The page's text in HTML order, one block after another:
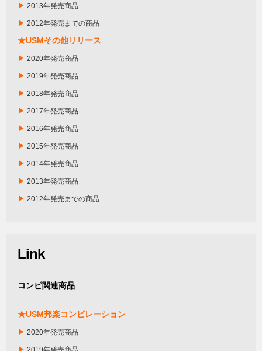
▶ 2013年発売商品
▶ 2012年発売までの商品
★USMその他リリース
▶ 2020年発売商品
▶ 2019年発売商品
▶ 2018年発売商品
▶ 2017年発売商品
▶ 2016年発売商品
▶ 2015年発売商品
▶ 2014年発売商品
▶ 2013年発売商品
▶ 2012年発売までの商品
Link
コンピ関連商品
★USM邦楽コンピレーション
▶ 2020年発売商品